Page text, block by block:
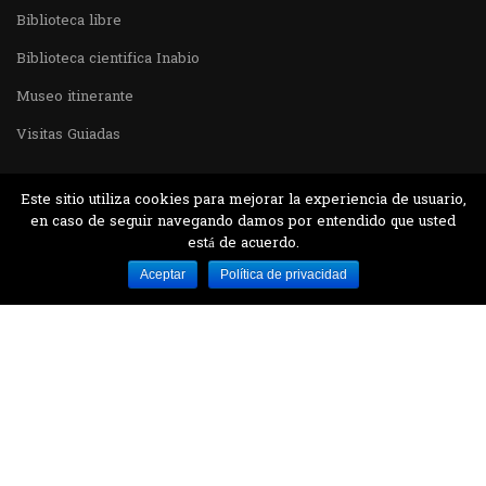
Biblioteca libre
Biblioteca cientifica Inabio
Museo itinerante
Visitas Guiadas
Desarrollado por MJTEC.
Este sitio utiliza cookies para mejorar la experiencia de usuario,
en caso de seguir navegando damos por entendido que usted
está de acuerdo.
Aceptar Política de privacidad